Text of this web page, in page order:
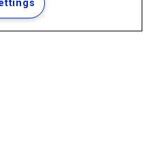
de Dados